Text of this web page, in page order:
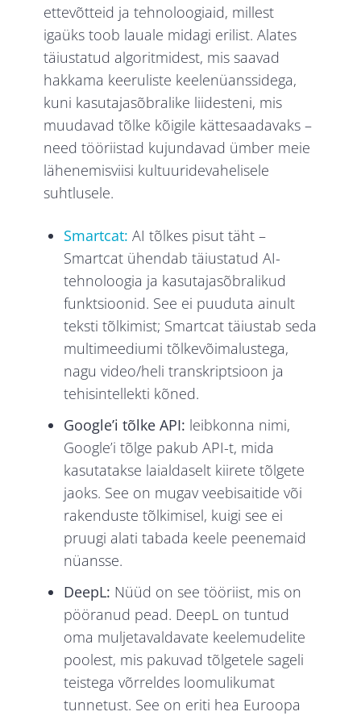
ettevõtteid ja tehnoloogiaid, millest
igaüks toob lauale midagi erilist. Alates
täiustatud algoritmidest, mis saavad
hakkama keeruliste keelenüanssidega,
kuni kasutajasõbralike liidesteni, mis
muudavad tõlke kõigile kättesaadavaks –
need tööriistad kujundavad ümber meie
lähenemisviisi kultuuridevahelisele
suhtlusele.
Smartcat: AI tõlkes pisut täht –
Smartcat ühendab täiustatud AI-
tehnoloogia ja kasutajasõbralikud
funktsioonid. See ei puuduta ainult
teksti tõlkimist; Smartcat täiustab seda
multimeediumi tõlkevõimalustega,
nagu video/heli transkriptsioon ja
tehisintellekti kõned.
Google’i tõlke API: leibkonna nimi,
Google’i tõlge pakub API-t, mida
kasutatakse laialdaselt kiirete tõlgete
jaoks. See on mugav veebisaitide või
rakenduste tõlkimisel, kuigi see ei
pruugi alati tabada keele peenemaid
nüansse.
DeepL: Nüüd on see tööriist, mis on
pööranud pead. DeepL on tuntud
oma muljetavaldavate keelemudelite
poolest, mis pakuvad tõlgetele sageli
teistega võrreldes loomulikumat
tunnetust. See on eriti hea Euroopa